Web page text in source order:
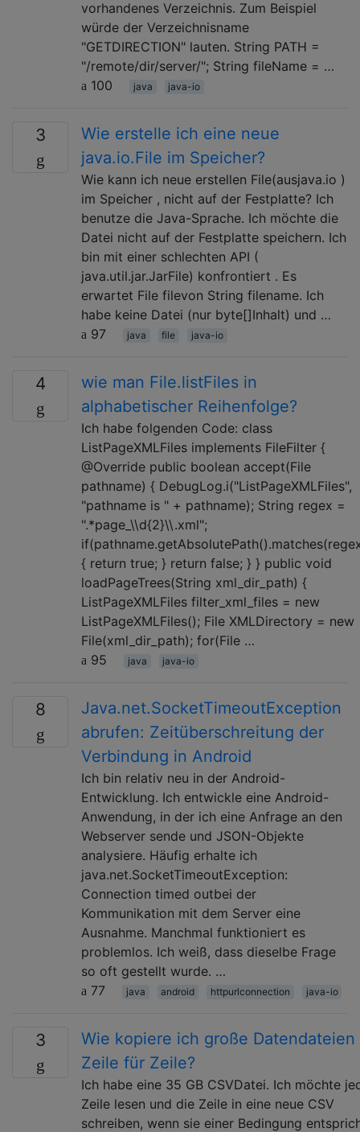
vorhandenes Verzeichnis. Zum Beispiel
würde der Verzeichnisname
"GETDIRECTION" lauten. String PATH =
"/remote/dir/server/"; String fileName = …
100
java java-io
3
Wie erstelle ich eine neue
java.io.File im Speicher?
Wie kann ich neue erstellen File(ausjava.io )
im Speicher , nicht auf der Festplatte? Ich
benutze die Java-Sprache. Ich möchte die
Datei nicht auf der Festplatte speichern. Ich
bin mit einer schlechten API (
java.util.jar.JarFile) konfrontiert . Es
erwartet File filevon String filename. Ich
habe keine Datei (nur byte[]Inhalt) und …
97
java file java-io
4
wie man File.listFiles in
alphabetischer Reihenfolge?
Ich habe folgenden Code: class
ListPageXMLFiles implements FileFilter {
@Override public boolean accept(File
pathname) { DebugLog.i("ListPageXMLFiles",
"pathname is " + pathname); String regex =
".*page_\\d{2}\\.xml";
{ return true; } return false; } } public void
loadPageTrees(String xml_dir_path) {
ListPageXMLFiles filter_xml_files = new
ListPageXMLFiles(); File XMLDirectory = new
File(xml_dir_path); for(File …
95
java java-io
8
Java.net.SocketTimeoutException
abrufen: Zeitüberschreitung der
Verbindung in Android
Ich bin relativ neu in der Android-
Entwicklung. Ich entwickle eine Android-
Anwendung, in der ich eine Anfrage an den
Webserver sende und JSON-Objekte
analysiere. Häufig erhalte ich
java.net.SocketTimeoutException:
Connection timed outbei der
Kommunikation mit dem Server eine
Ausnahme. Manchmal funktioniert es
problemlos. Ich weiß, dass dieselbe Frage
so oft gestellt wurde. …
77
java android httpurlconnection java-io
3
Wie kopiere ich große Datendateien
Zeile für Zeile?
Ich habe eine 35 GB CSVDatei. Ich möchte
Zeile lesen und die Zeile in eine neue CSV
schreiben, wenn sie einer Bedingung